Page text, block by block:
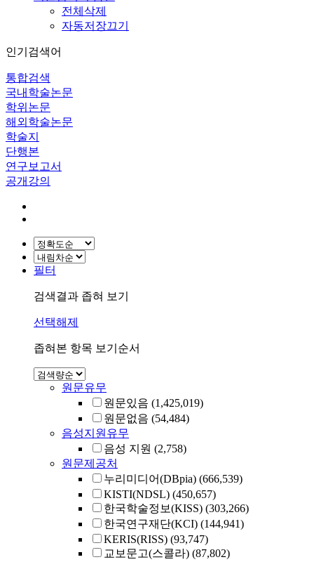
전체삭제
자동저장끄기
인기검색어
통합검색
국내학술논문
학위논문
해외학술논문
학술지
단행본
연구보고서
공개강의
필터
검색결과 좁혀 보기
선택해제
좁혀본 항목 보기순서
원문유무
원문있음 (1,425,019)
원문없음 (54,484)
음성지원유무
음성 지원 (2,758)
원문제공처
누리미디어(DBpia) (666,539)
KISTI(NDSL) (450,657)
한국학술정보(KISS) (303,266)
한국연구재단(KCI) (144,941)
KERIS(RISS) (93,747)
교보문고(스콜라) (87,802)